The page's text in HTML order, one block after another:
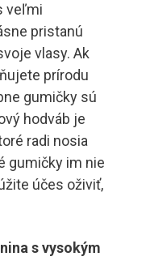
veľmi
pristanú
vlasy. Ak
prírodu
gumičky sú
hodváb je
radi nosia
gumičky im nie
účes oživiť,
s vysokým